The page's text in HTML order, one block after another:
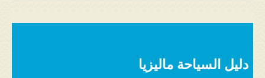
دليل السياحة ماليزيا